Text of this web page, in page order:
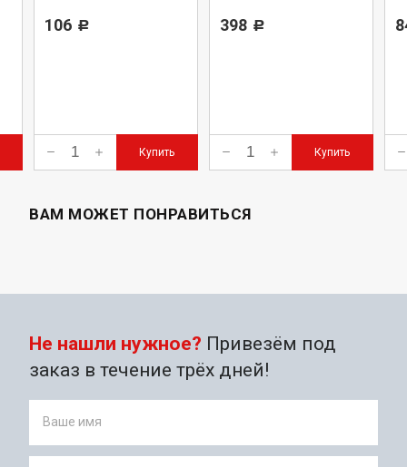
106 Р
Купить
398 Р
Купить
ВАМ МОЖЕТ ПОНРАВИТЬСЯ
Не нашли нужное? Привезём под
заказ в течение трёх дней!
Ваше имя